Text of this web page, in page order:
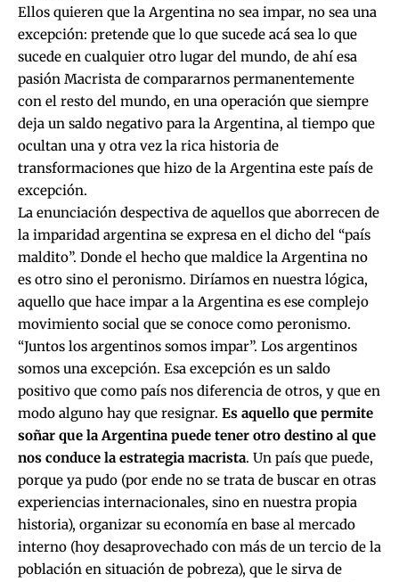
Ellos quieren que la Argentina no sea impar, no sea una
excepción: pretende que lo que sucede acá sea lo que
sucede en cualquier otro lugar del mundo, de ahí esa
pasión Macrista de compararnos permanentemente
con el resto del mundo, en una operación que siempre
deja un saldo negativo para la Argentina, al tiempo que
ocultan una y otra vez la rica historia de
transformaciones que hizo de la Argentina este país de
excepción.
La enunciación despectiva de aquellos que aborrecen de
la imparidad argentina se expresa en el dicho del “país
maldito”. Donde el hecho que maldice la Argentina no
es otro sino el peronismo. Diríamos en nuestra lógica,
aquello que hace impar a la Argentina es ese complejo
movimiento social que se conoce como peronismo.
“Juntos los argentinos somos impar”. Los argentinos
somos una excepción. Esa excepción es un saldo
positivo que como país nos diferencia de otros, y que en
modo alguno hay que resignar. Es aquello que permite
soñar que la Argentina puede tener otro destino al que
nos conduce la estrategia macrista. Un país que puede,
porque ya pudo (por ende no se trata de buscar en otras
experiencias internacionales, sino en nuestra propia
historia), organizar su economía en base al mercado
interno (hoy desaprovechado con más de un tercio de la
población en situación de pobreza), que le sirva de